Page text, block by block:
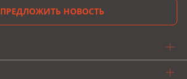
ПРЕДЛОЖИТЬ НОВОСТЬ